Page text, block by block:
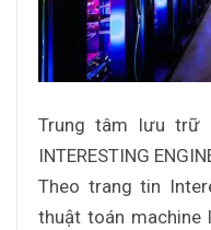
Trung tâm lưu trữ
INTERESTING
Theo trang tin
thuật toán machine